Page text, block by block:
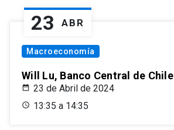
23 ABR
Macroeconomía
Will Lu, Banco Central de Chile
23 de Abril de 2024
13:35 a 14:35